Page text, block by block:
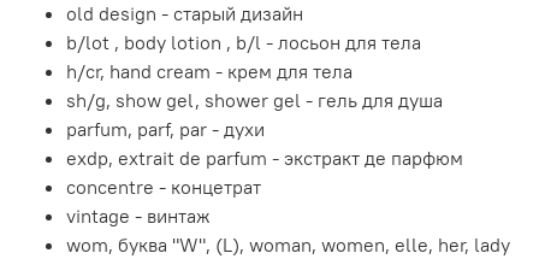
old design - старый дизайн
b/lot , body lotion , b/l - лосьон для тела
h/cr, hand cream - крем для тела
sh/g, show gel, shower gel - гель для душа
parfum, parf, par - духи
exdp, extrait de parfum - экстракт де парфюм
concentre - концетрат
vintage - винтаж
wom, буква "W", (L), woman, women, elle, her, lady